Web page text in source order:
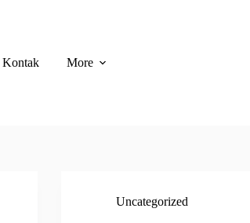
Kontak More
Uncategorized